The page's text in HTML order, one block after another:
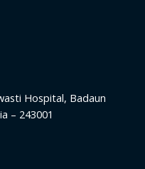
Hospital, Badaun
– 243001